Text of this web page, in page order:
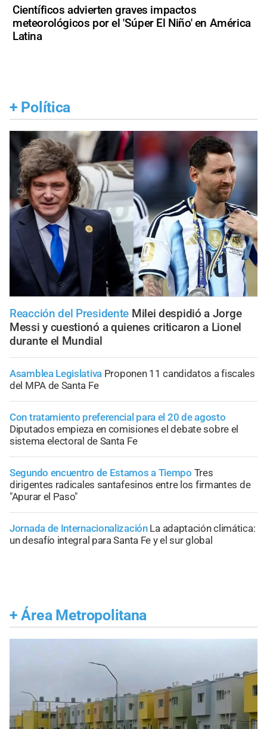
Científicos advierten graves impactos
meteorológicos por el 'Súper El Niño' en América
Latina
+ Política
Reacción del Presidente Milei despidió a Jorge
Messi y cuestionó a quienes criticaron a Lionel
durante el Mundial
Asamblea Legislativa Proponen 11 candidatos a fiscales
del MPA de Santa Fe
Con tratamiento preferencial para el 20 de agosto
Diputados empieza en comisiones el debate sobre el
sistema electoral de Santa Fe
Segundo encuentro de Estamos a Tiempo Tres
dirigentes radicales santafesinos entre los firmantes de
"Apurar el Paso"
Jornada de Internacionalización La adaptación climática:
un desafío integral para Santa Fe y el sur global
+ Área Metropolitana